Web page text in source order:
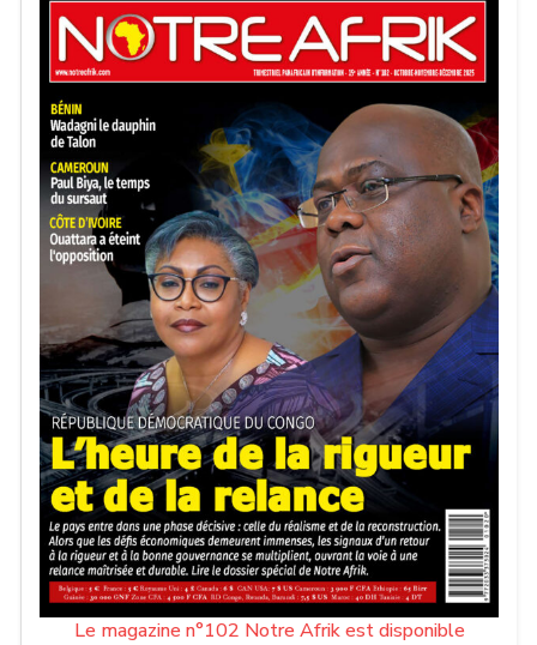
criminelles et les réseaux de contrebande. Les autorités
estiment que cette stratégie offensive demeure essentielle
pour restaurer durablement la sécurité dans les régions les
plus touchées par les violences au Nigeria.
Le magazine n°102 Notre Afrik est disponible